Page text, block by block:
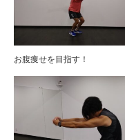
お腹痩せを目指す！